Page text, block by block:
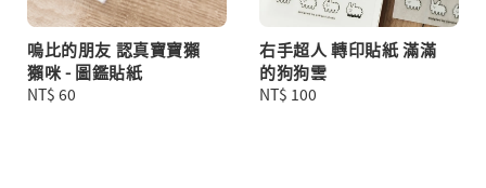
嗚比的朋友 認真寶寶獺
獺咪 - 圖鑑貼紙
Regular
NT$ 60
右手超人 轉印貼紙 滿滿
的狗狗雲
Regular
NT$ 100